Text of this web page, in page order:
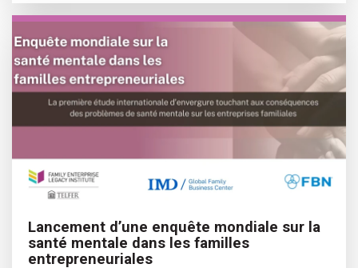
Lancement d’une enquête mondiale sur la
santé mentale dans les familles
entrepreneuriales